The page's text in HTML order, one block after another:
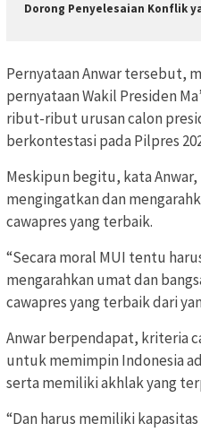
Dorong Penyelesaian Konflik
Pernyataan Anwar tersebut,
pernyataan Wakil Presiden
ribut-ribut urusan calon
berkontestasi pada Pilpres
Meskipun begitu, kata
mengingatkan dan
cawapres yang terbaik.
“Secara moral MUI tentu
mengarahkan umat dan
cawapres yang terbaik dari
Anwar berpendapat, kriteria
untuk memimpin Indonesia
serta memiliki akhlak yang
“Dan harus memiliki